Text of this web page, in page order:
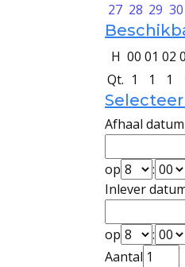
27 28 29 30
H 00 01 02
Qt. 1 1 1
Afhaal
op
:
Inlever
op
:
Aantal